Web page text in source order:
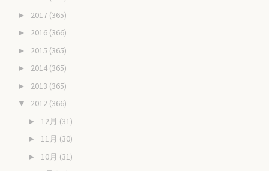
► 2017 (365)
► 2016 (366)
► 2015 (365)
► 2014 (365)
► 2013 (365)
▼ 2012 (366)
► 12月 (31)
► 11月 (30)
► 10月 (31)